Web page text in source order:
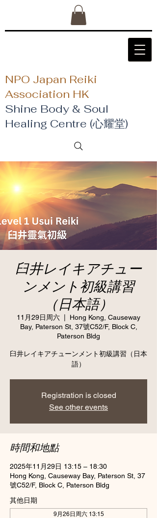
NPO Japan Reiki
Association HK
Shine Body & Soul
Healing Centre (心耀堂)
臼井レイキアチュー
ンメント初級講習
（日本語）
11月29日周六
Hong Kong, Causeway
Bay, Paterson St, 37號C52/F, Block C,
Paterson Bldg
臼井レイキアチューンメント初級講習（日本
語）
Registration is closed
See other events
時間和地點
2025年11月29日 13:15 – 18:30
Hong Kong, Causeway Bay, Paterson St, 37
號C52/F, Block C, Paterson Bldg
其他日期
9月26日周六 13:15